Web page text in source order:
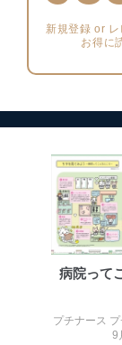
外部から
個人
シス
によ
情報シス
メー
送信
設定
個人情報保
当社は、内
じて、個人
善し、常に
苦情及び相
新規登録 or
お得に
病院って
プチナース
9